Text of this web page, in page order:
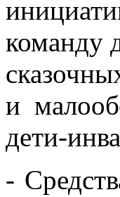
команду
и
дети-
-